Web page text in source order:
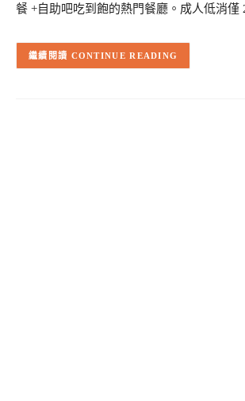
餐 +自助吧吃到飽的熱門餐廳。成人低消
CONTINUE READING